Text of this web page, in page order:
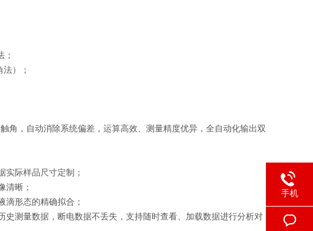
）；
角，自动消除系统偏差，运算高效、测量精度优异，全自动化输出双
际样品尺寸定制；
清晰；
形态的精确拟合；
测量数据，断电数据不丢失，支持随时查看、加载数据进行分析对
手机